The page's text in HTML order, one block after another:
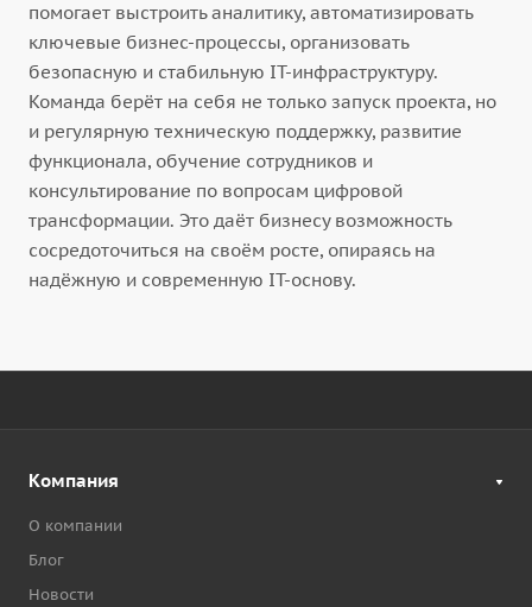
помогает выстроить аналитику, автоматизировать
ключевые бизнес-процессы, организовать
безопасную и стабильную IT-инфраструктуру.
Команда берёт на себя не только запуск проекта, но
и регулярную техническую поддержку, развитие
функционала, обучение сотрудников и
консультирование по вопросам цифровой
трансформации. Это даёт бизнесу возможность
сосредоточиться на своём росте, опираясь на
надёжную и современную IT-основу.
Компания
О компании
Блог
Новости